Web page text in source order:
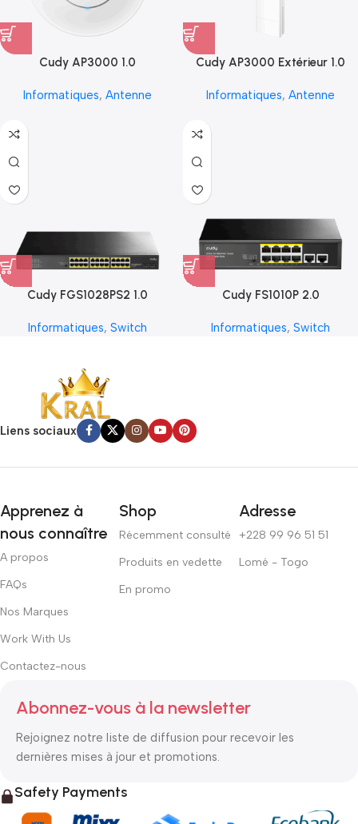
Cudy AP3000 1.0
Informatiques, Antenne
Cudy AP3000 Extérieur 1.0
Informatiques, Antenne
Cudy FGS1028PS2 1.0
Informatiques, Switch
Cudy FS1010P 2.0
Informatiques, Switch
Liens sociaux
Apprenez à
nous connaître
A propos
FAQs
Nos Marques
Work With Us
Contactez-nous
Shop
Récemment consulté
Produits en vedette
En promo
Adresse
+228 99 96 51 51
Lomé - Togo
Abonnez-vous à la newsletter
Rejoignez notre liste de diffusion pour recevoir les
dernières mises à jour et promotions.
Safety Payments